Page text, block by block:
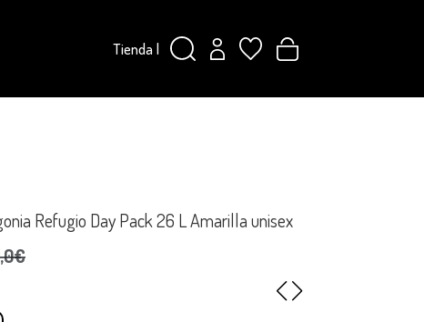
Tienda|
Refugio Day Pack 26 L Amarilla unisex